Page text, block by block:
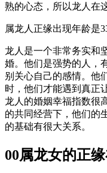
熟的心态，所以龙人在
属龙人正缘出现年龄是
龙人是一个非常务实和
婚。他们是强势的人，
别关心自己的感情。他
时，他们才能遇到真正
龙人的婚姻幸福指数很
的共同经营下，他们的
的基础有很大关系。
00属龙女的正